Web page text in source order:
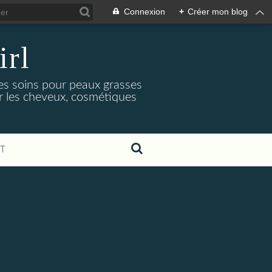
Connexion + Créer mon blog
soins pour peaux grasses
les cheveux, cosmétiques